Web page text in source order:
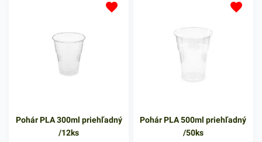
Pohár PLA 300ml priehľadný
/12ks
Pohár PLA 500ml priehľadný
/50ks